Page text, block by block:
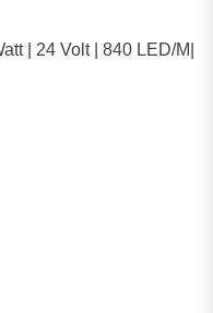
| 24 Volt | 840 LED/M|